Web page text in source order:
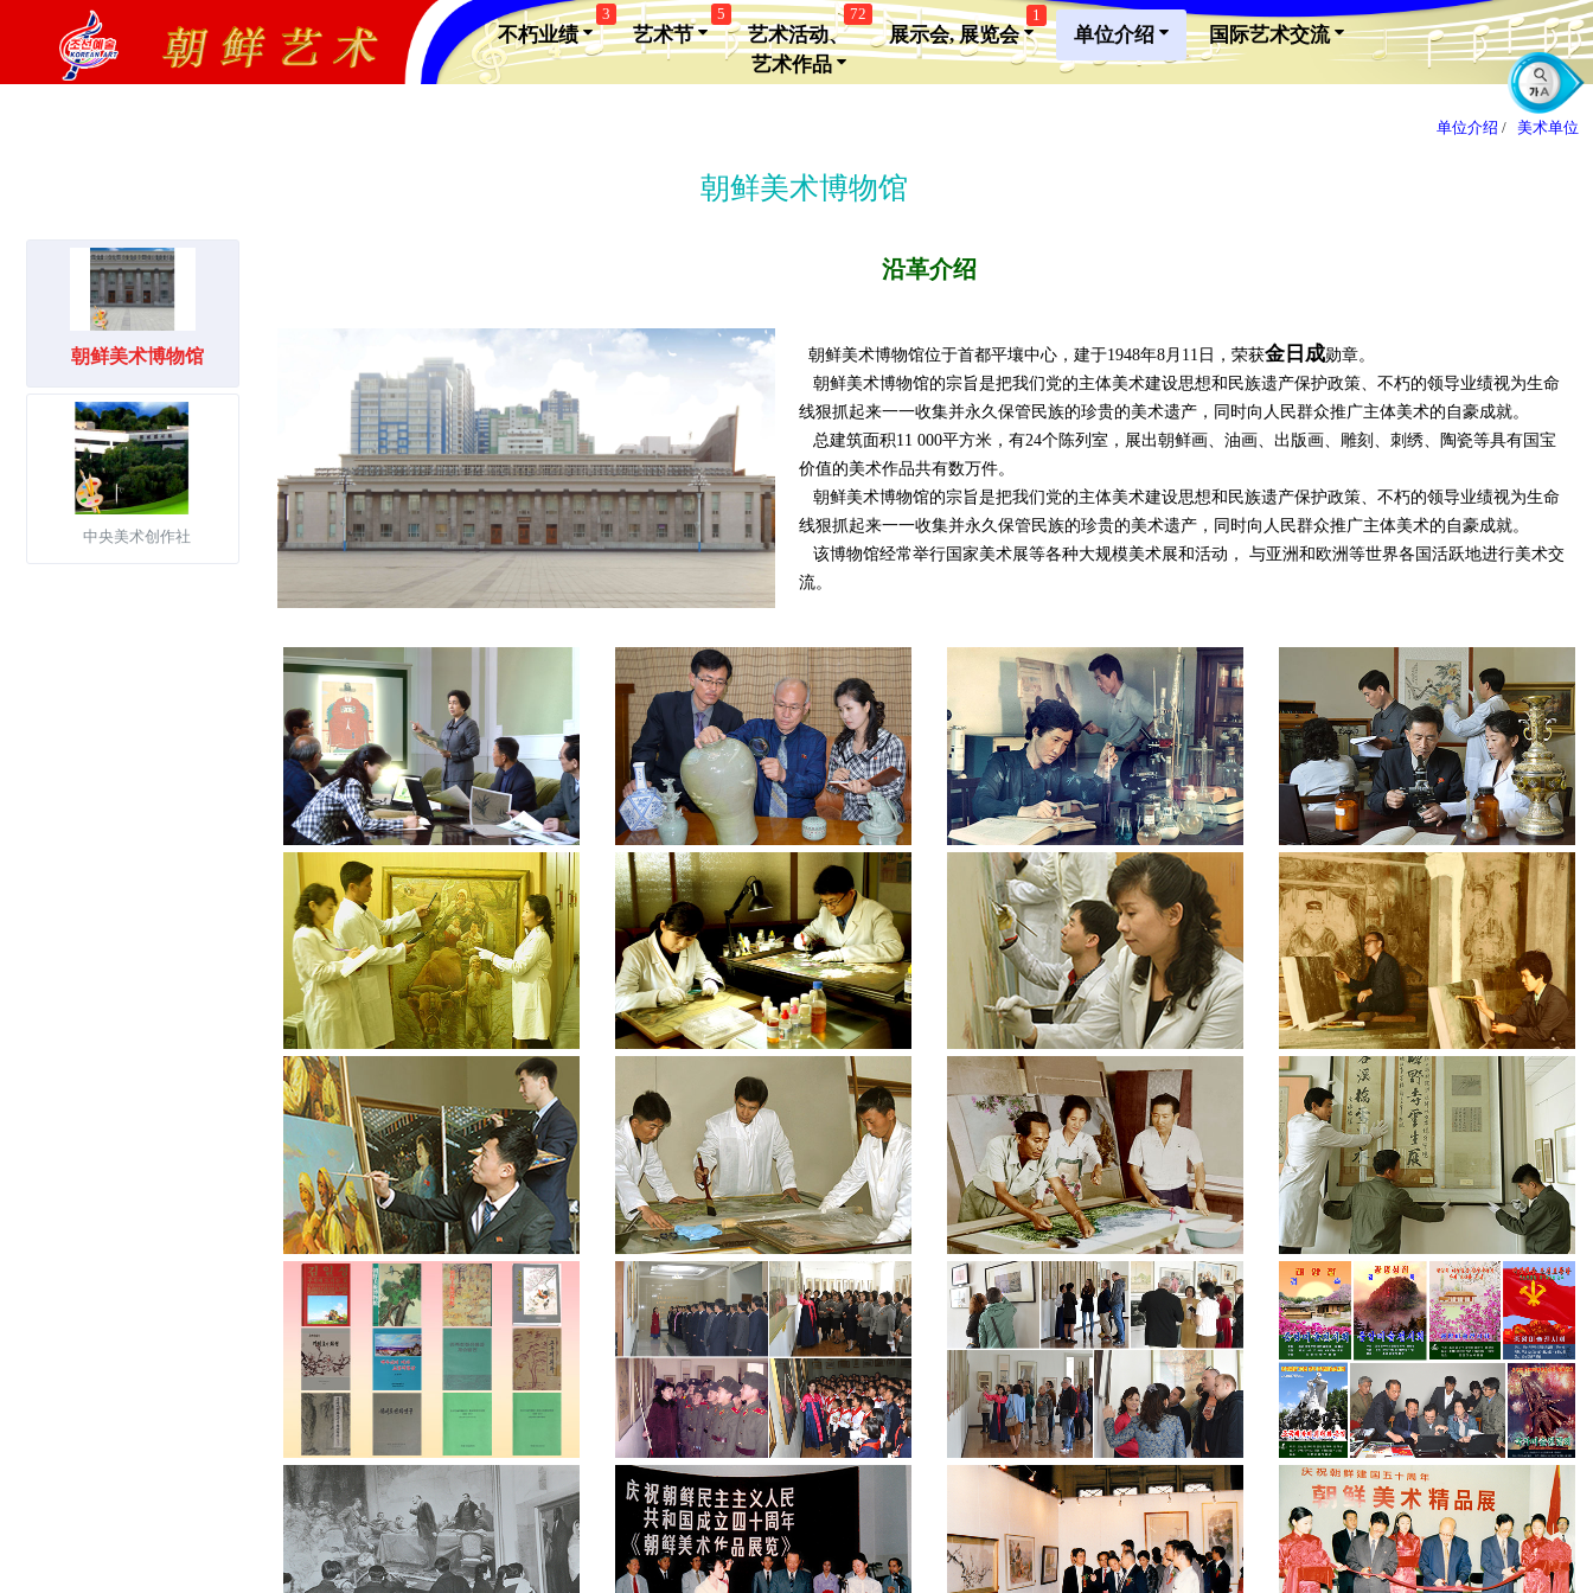
不朽业绩
3
艺术节
5
艺术活动、
艺术作品
72
展示会, 展览会
1
单位介绍 国际艺术交流
单位介绍 / 美术单位
朝鲜美术博物馆
朝鲜美术博物馆
中央美术创作社
沿革介绍
朝鲜美术博物馆位于首都平壤中心，建于1948年8月11日，荣获金日成勋章。
朝鲜美术博物馆的宗旨是把我们党的主体美术建设思想和民族遗产保护政策、不朽的领导业绩视为生命
线狠抓起来一一收集并永久保管民族的珍贵的美术遗产，同时向人民群众推广主体美术的自豪成就。
总建筑面积11 000平方米，有24个陈列室，展出朝鲜画、油画、出版画、雕刻、刺绣、陶瓷等具有国宝
价值的美术作品共有数万件。
朝鲜美术博物馆的宗旨是把我们党的主体美术建设思想和民族遗产保护政策、不朽的领导业绩视为生命
线狠抓起来一一收集并永久保管民族的珍贵的美术遗产，同时向人民群众推广主体美术的自豪成就。
该博物馆经常举行国家美术展等各种大规模美术展和活动， 与亚洲和欧洲等世界各国活跃地进行美术交
流。